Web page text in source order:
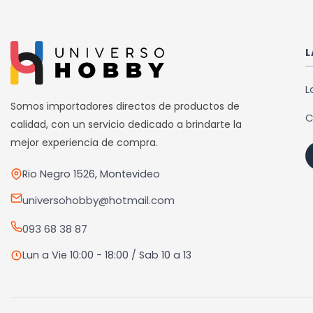
elegir
Somos importadores directos de productos de
calidad, con un servicio dedicado a brindarte la
mejor experiencia de compra.
Rio Negro 1526, Montevideo
universohobby@hotmail.com
093 68 38 87
Lun a Vie 10:00 - 18:00 / Sab 10 a 13